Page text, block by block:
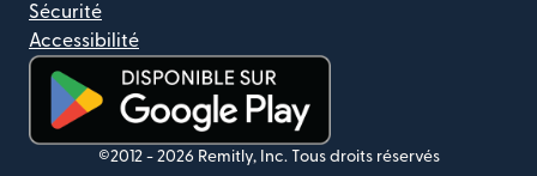
Sécurité
Accessibilité
(s'ouvre dans une nouvelle fenêtre)
©2012 - 2026 Remitly, Inc. Tous droits réservés